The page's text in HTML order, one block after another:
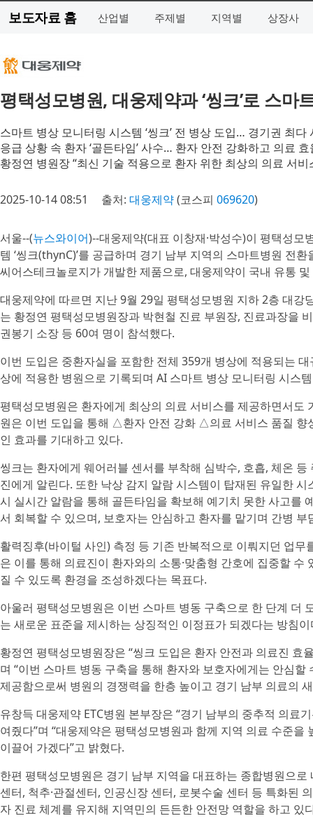
보도자료 홈 산업별 주제별 지역별 상장사
평택성모병원, 대웅제약과 ‘씽크’로 스마
스마트 병상 모니터링 시스템 ‘씽크’ 전 병상 도입… 경기권 최다
응급 상황 속 환자 ‘골든타임’ 사수… 환자 안전 강화하고 의료
황정연 병원장 “최신 기술 적용으로 환자 위한 최상의 의료 서비
2025-10-14 08:51 출처: 대웅제약(코스피 069620)
서울--(뉴스와이어)--대웅제약(대표 이창재·박성수)이 평택성
템 ‘씽크(thynC)’를 공급하며 경기 남부 지역의 스마트병원 전
씨어스테크놀로지가 개발한 제품으로, 대웅제약이 국내 유통
대웅제약에 따르면 지난 9월 29일 평택성모병원 지하 2층 대강
는 황정연 평택성모병원장과 박현철 진료 부원장, 진료과장을
권봉기 소장 등 60여 명이 참석했다.
이번 도입은 중환자실을 포함한 전체 359개 병상에 적용되는
상에 적용한 병원으로 기록되며 AI 스마트 병상 모니터링 시스
평택성모병원은 환자에게 최상의 의료 서비스를 제공하면서
원은 이번 도입을 통해 △환자 안전 강화 △의료 서비스 품질
인 효과를 기대하고 있다.
씽크는 환자에게 웨어러블 센서를 부착해 심박수, 호흡, 체온
진에게 알린다. 또한 낙상 감지 알람 시스템이 탑재된 유일한
시 실시간 알람을 통해 골든타임을 확보해 예기치 못한 사고를
서 회복할 수 있으며, 보호자는 안심하고 환자를 맡기며 간병 부
활력징후(바이털 사인) 측정 등 기존 반복적으로 이뤄지던 업
은 이를 통해 의료진이 환자와의 소통·맞춤형 간호에 집중할
질 수 있도록 환경을 조성하겠다는 목표다.
아울러 평택성모병원은 이번 스마트 병동 구축으로 한 단계 더
는 새로운 표준을 제시하는 상징적인 이정표가 되겠다는 방침이
황정연 평택성모병원장은 “씽크 도입은 환자 안전과 의료진
며 “이번 스마트 병동 구축을 통해 환자와 보호자에게는 안심
제공함으로써 병원의 경쟁력을 한층 높이고 경기 남부 의료의
유창득 대웅제약 ETC병원 본부장은 “경기 남부의 중추적 의
여줬다”며 “대웅제약은 평택성모병원과 함께 지역 의료 수준
이끌어 가겠다”고 밝혔다.
한편 평택성모병원은 경기 남부 지역을 대표하는 종합병원으
센터, 척추·관절센터, 인공신장 센터, 로봇수술 센터 등 특화된
자 진료 체계를 유지해 지역민의 든든한 안전망 역할을 하고 있